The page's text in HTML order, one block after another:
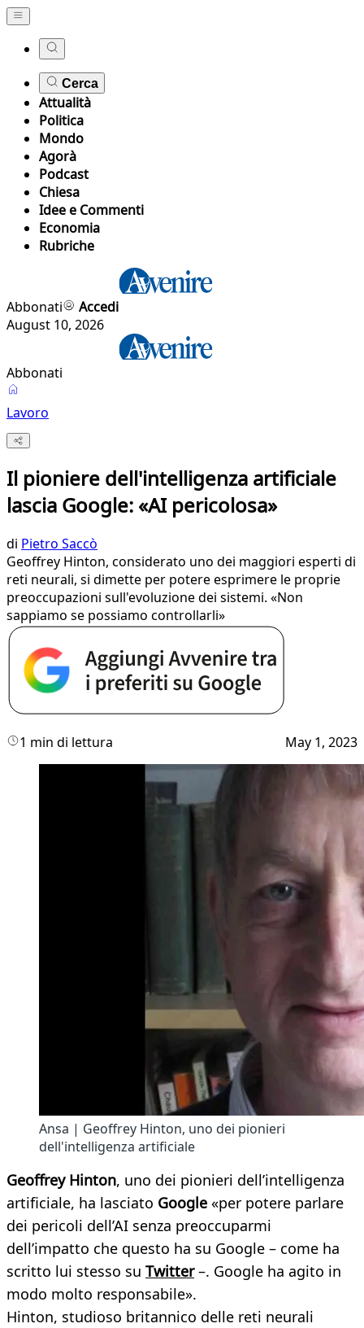
Cerca
Attualità
Politica
Mondo
Agorà
Podcast
Chiesa
Idee e Commenti
Economia
Rubriche
Abbonati
Accedi
August 10, 2026
Abbonati
Lavoro
Il pioniere dell'intelligenza artificiale
lascia Google: «AI pericolosa»
di Pietro Saccò
Geoffrey Hinton, considerato uno dei maggiori esperti di
reti neurali, si dimette per potere esprimere le proprie
preoccupazioni sull'evoluzione dei sistemi. «Non
sappiamo se possiamo controllarli»
1 min di lettura May 1, 2023
Ansa | Geoffrey Hinton, uno dei pionieri
dell'intelligenza artificiale
Geoffrey Hinton, uno dei pionieri dell’intelligenza
artificiale, ha lasciato Google «per potere parlare
dei pericoli dell’AI senza preoccuparmi
dell’impatto che questo ha su Google – come ha
scritto lui stesso su Twitter–. Google ha agito in
modo molto responsabile».
Hinton, studioso britannico delle reti neurali